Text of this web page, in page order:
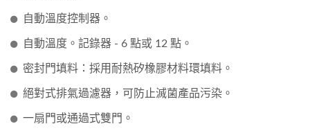
自動溫度控制器。
自動溫度。記錄器 - 6 點或 12 點。
密封門填料：採用耐熱矽橡膠材料環填料。
絕對式排氣過濾器，可防止滅菌產品污染。
一扇門或通過式雙門。